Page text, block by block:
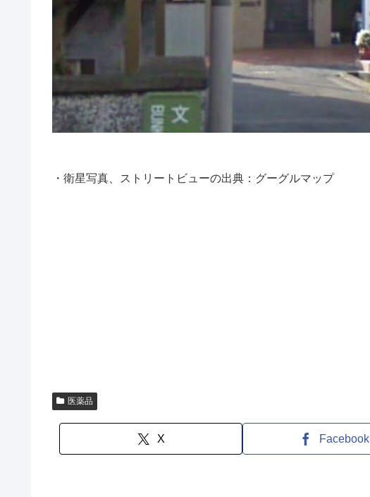
・衛星写真、ストリートビューの出典：グーグルマップ
医薬品
X Facebook